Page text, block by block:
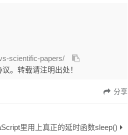
scientific-papers/
。转载请注明出处！
分享
里用上真正的延时函数sleep()